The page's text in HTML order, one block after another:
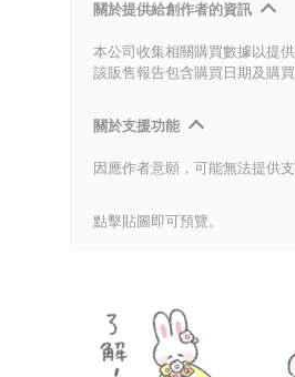
關於提供給創作者的資訊
本公司收集相關購買數據以提
該販售報告包含購買日期及購
關於支援功能
因應作者意願，可能無法提供支
點擊貼圖即可預覽。